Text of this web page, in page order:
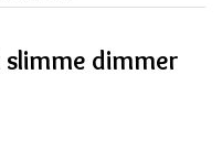
dimmer